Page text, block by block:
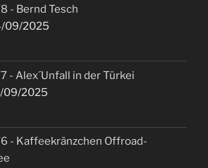
- Bernd Tesch
09/2025
- Alex´Unfall in der Türkei
09/2025
- Kaffeekränzchen Offroad-